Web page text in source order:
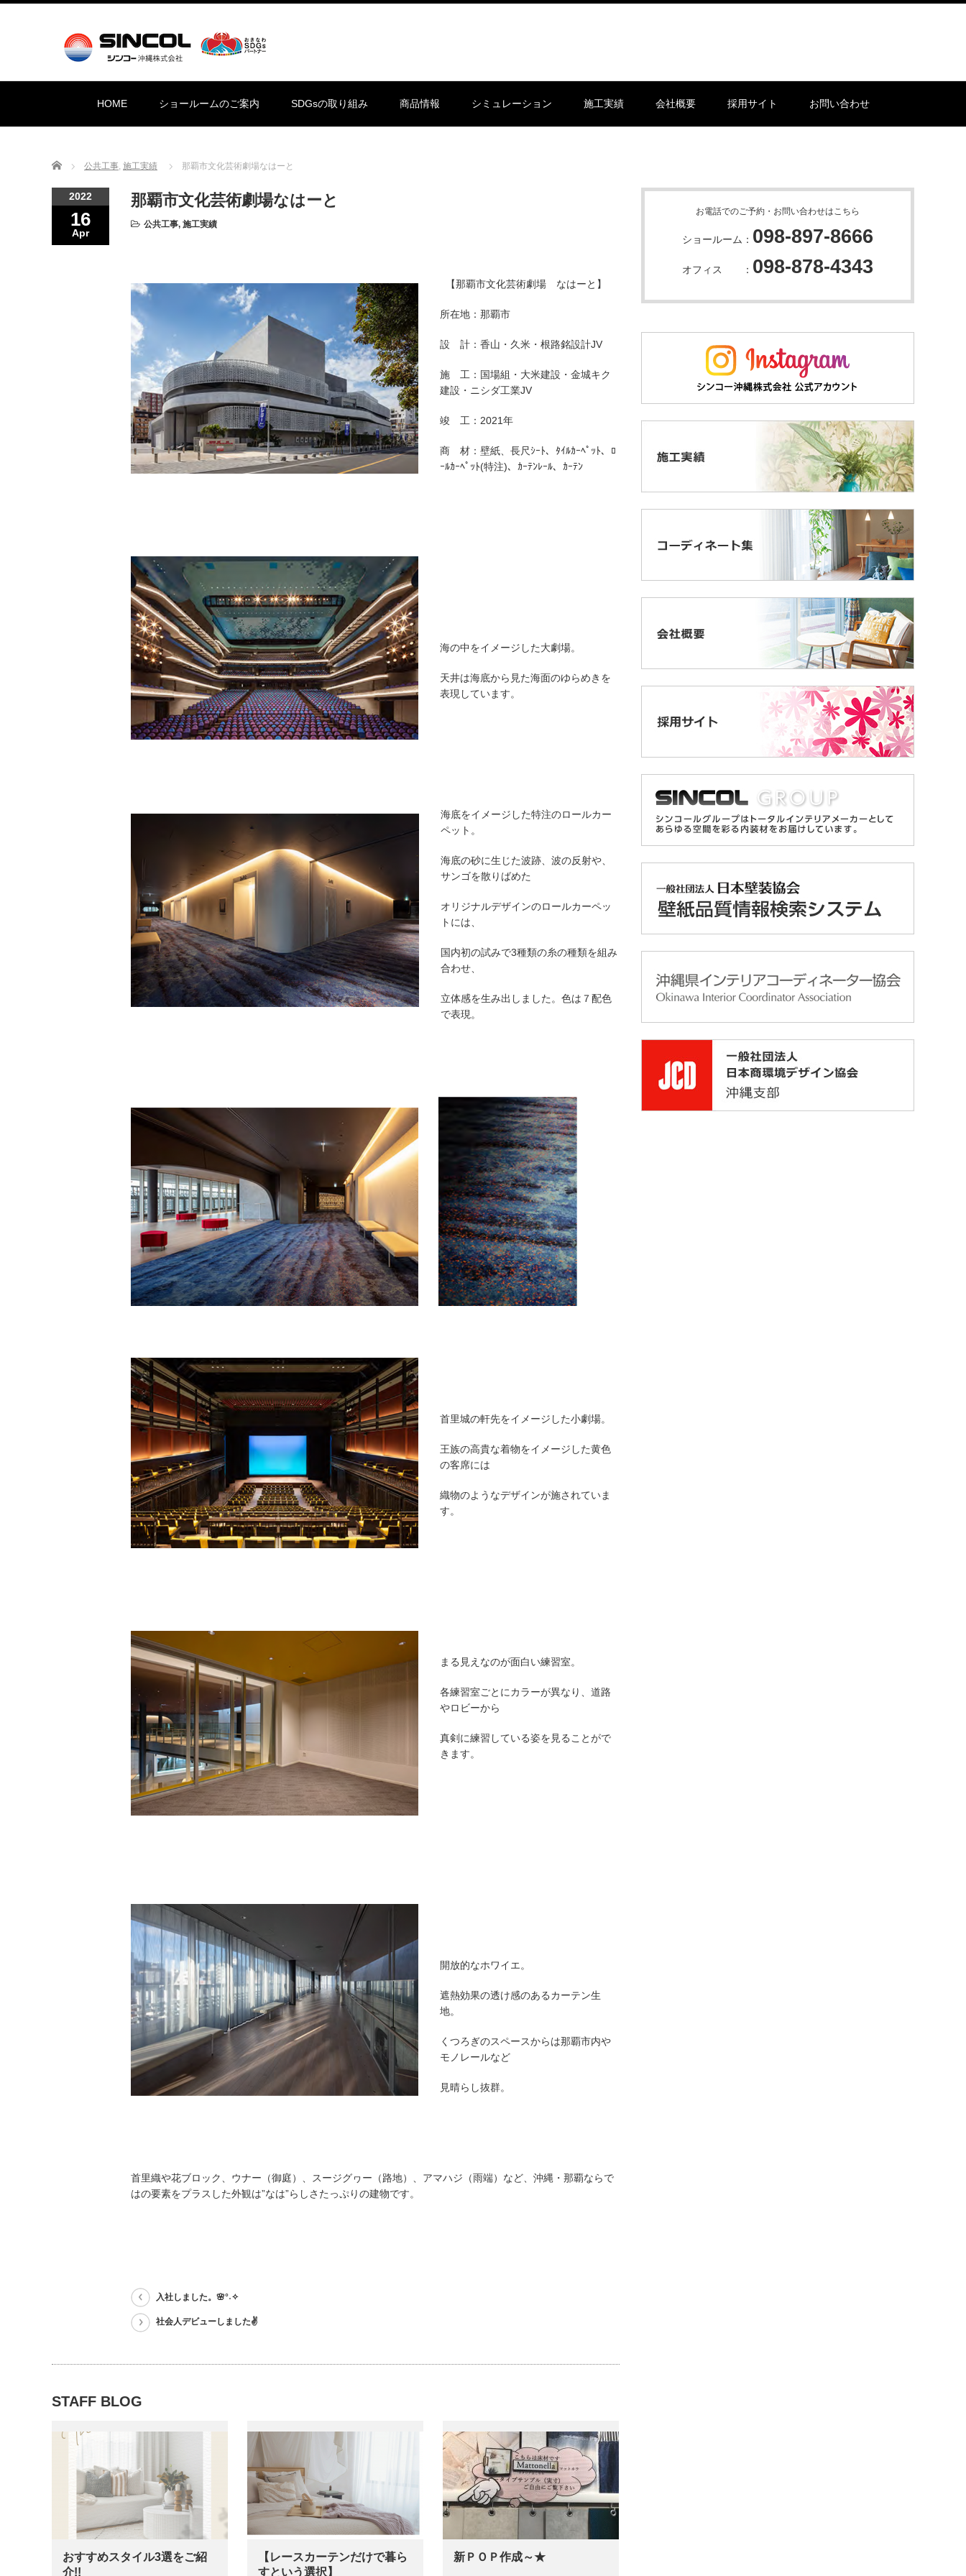
HOME ショールームのご案内 SDGsの取り組み 商品情報 シミュレーション 施工実績 会社概要 採用サイト お問い合わせ
Home 公共工事, 施工実績 那覇市文化芸術劇場なはーと
2022
16
Apr
那覇市文化芸術劇場なはーと
公共工事, 施工実績
【那覇市文化芸術劇場 なはーと】
所在地：那覇市
設 計：香山・久米・根路銘設計JV
施 工：国場組・大米建設・金城キク
建設・ニシダ工業JV
竣 工：2021年
商 材：壁紙、長尺ｼｰﾄ、ﾀｲﾙｶｰﾍﾟｯﾄ、ﾛ
ｰﾙｶｰﾍﾟｯﾄ(特注)、ｶｰﾃﾝﾚｰﾙ、ｶｰﾃﾝ
海の中をイメージした大劇場。
天井は海底から見た海面のゆらめきを
表現しています。
海底をイメージした特注のロールカー
ペット。
海底の砂に生じた波跡、波の反射や、
サンゴを散りばめた
オリジナルデザインのロールカーペッ
トには、
国内初の試みで3種類の糸の種類を組み
合わせ、
立体感を生み出しました。色は７配色
で表現。
首里城の軒先をイメージした小劇場。
王族の高貴な着物をイメージした黄色
の客席には
織物のようなデザインが施されていま
す。
まる見えなのが面白い練習室。
各練習室ごとにカラーが異なり、道路
やロビーから
真剣に練習している姿を見ることがで
きます。
開放的なホワイエ。
遮熱効果の透け感のあるカーテン生
地。
くつろぎのスペースからは那覇市内や
モノレールなど
見晴らし抜群。
首里織や花ブロック、ウナー（御庭）、スージグヮー（路地）、アマハジ（雨端）など、沖縄・那覇ならで
はの要素をプラスした外観は”なは”らしさたっぷりの建物です。
入社しました。🌸°˖✧
社会人デビューしました✌
STAFF BLOG
おすすめスタイル3選をご紹
介!!
【レースカーテンだけで暮ら
すという選択】
新ＰＯＰ作成～★
お電話でのご予約・お問い合わせはこちら
ショールーム： 098-897-8666
オフィス ： 098-878-4343